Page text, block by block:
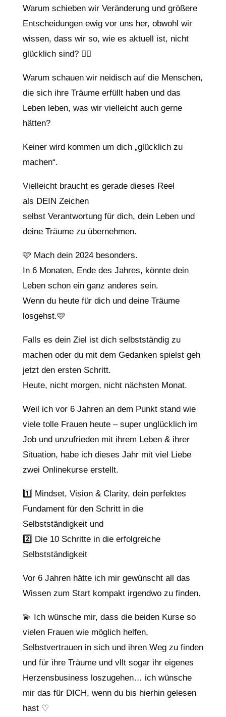
Warum schieben wir Veränderung und größere
Entscheidungen ewig vor uns her, obwohl wir
wissen, dass wir so, wie es aktuell ist, nicht
glücklich sind? 😮‍💨
Warum schauen wir neidisch auf die Menschen,
die sich ihre Träume erfüllt haben und das
Leben leben, was wir vielleicht auch gerne
hätten?
Keiner wird kommen um dich „glücklich zu
machen“.
Vielleicht braucht es gerade dieses Reel
als DEIN Zeichen
selbst Verantwortung für dich, dein Leben und
deine Träume zu übernehmen.
🩷 Mach dein 2024 besonders.
In 6 Monaten, Ende des Jahres, könnte dein
Leben schon ein ganz anderes sein.
Wenn du heute für dich und deine Träume
losgehst.🩷
Falls es dein Ziel ist dich selbstständig zu
machen oder du mit dem Gedanken spielst geh
jetzt den ersten Schritt.
Heute, nicht morgen, nicht nächsten Monat.
Weil ich vor 6 Jahren an dem Punkt stand wie
viele tolle Frauen heute – super unglücklich im
Job und unzufrieden mit ihrem Leben & ihrer
Situation, habe ich dieses Jahr mit viel Liebe
zwei Onlinekurse erstellt.
1️⃣ Mindset, Vision & Clarity, dein perfektes
Fundament für den Schritt in die
Selbstständigkeit und
2️⃣ Die 10 Schritte in die erfolgreiche
Selbstständigkeit
Vor 6 Jahren hätte ich mir gewünscht all das
Wissen zum Start kompakt irgendwo zu finden.
💫 Ich wünsche mir, dass die beiden Kurse so
vielen Frauen wie möglich helfen,
Selbstvertrauen in sich und ihren Weg zu finden
und für ihre Träume und vllt sogar ihr eigenes
Herzensbusiness loszugehen… ich wünsche
mir das für DICH, wenn du bis hierhin gelesen
hast ♡